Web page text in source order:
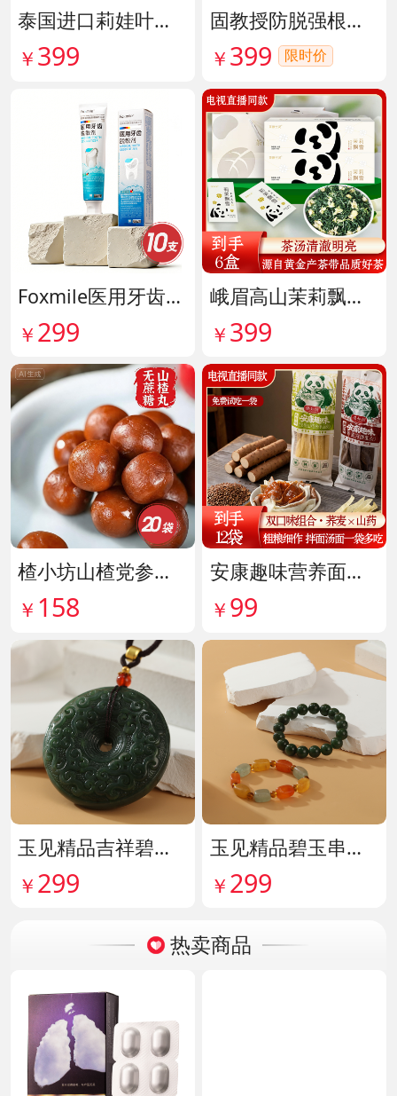
泰国进口莉娃叶黄素精华护眼液 货号142036
￥ 399
固教授防脱强根健发精华液 货号141187
￥ 399 限时价
Foxmile医用牙齿脱敏剂 货号141702
￥ 299
峨眉高山茉莉飘雪铂金熊猫礼盒限量版 货号141997
￥ 399
楂小坊山楂党参黄芪丸 货号142033
￥ 158
安康趣味营养面皮超值组 货号142087
￥ 99
玉见精品吉祥碧玉吊牌 货号142114
￥ 299
玉见精品碧玉串珠手串 货号142115
￥ 299
热卖商品